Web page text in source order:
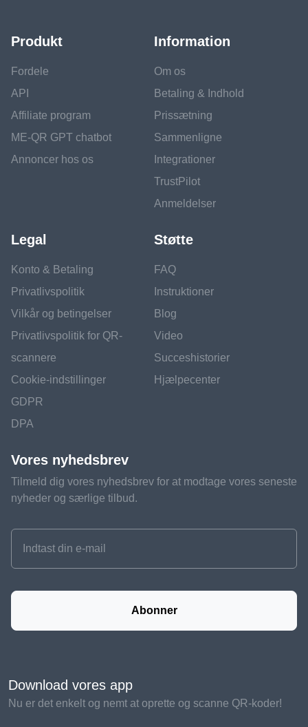
Produkt
Fordele
API
Affiliate program
ME-QR GPT chatbot
Annoncer hos os
Information
Om os
Betaling & Indhold
Prissætning
Sammenligne
Integrationer
TrustPilot
Anmeldelser
Legal
Konto & Betaling
Privatlivspolitik
Vilkår og betingelser
Privatlivspolitik for QR-
scannere
Cookie-indstillinger
GDPR
DPA
Støtte
FAQ
Instruktioner
Blog
Video
Succeshistorier
Hjælpecenter
Vores nyhedsbrev
Tilmeld dig vores nyhedsbrev for at modtage vores seneste
nyheder og særlige tilbud.
Abonner
Download vores app
Nu er det enkelt og nemt at oprette og scanne QR-koder!